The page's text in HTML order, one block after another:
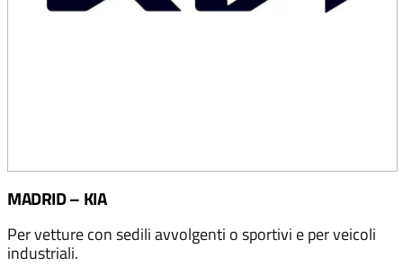
MADRID – KIA
Per vetture con sedili avvolgenti o sportivi e per veicoli
industriali.